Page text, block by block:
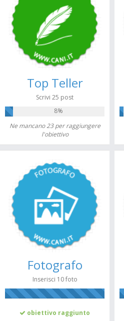
Top Teller
Scrivi 25 post
8%
Ne mancano 23 per raggiungere
l'obiettivo
Fotografo
Inserisci 10 foto
obiettivo raggiunto